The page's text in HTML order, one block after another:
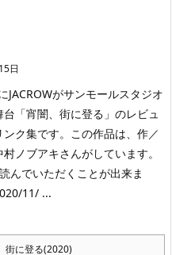
日
JACROWがサンモールスタジオ
台「宵闇、街に登る」のレビュ
ンク集です。この作品は、作／
ノブアキさんがしています。
んでいただくことが出来ま
11/ ...
街に登る(2020)